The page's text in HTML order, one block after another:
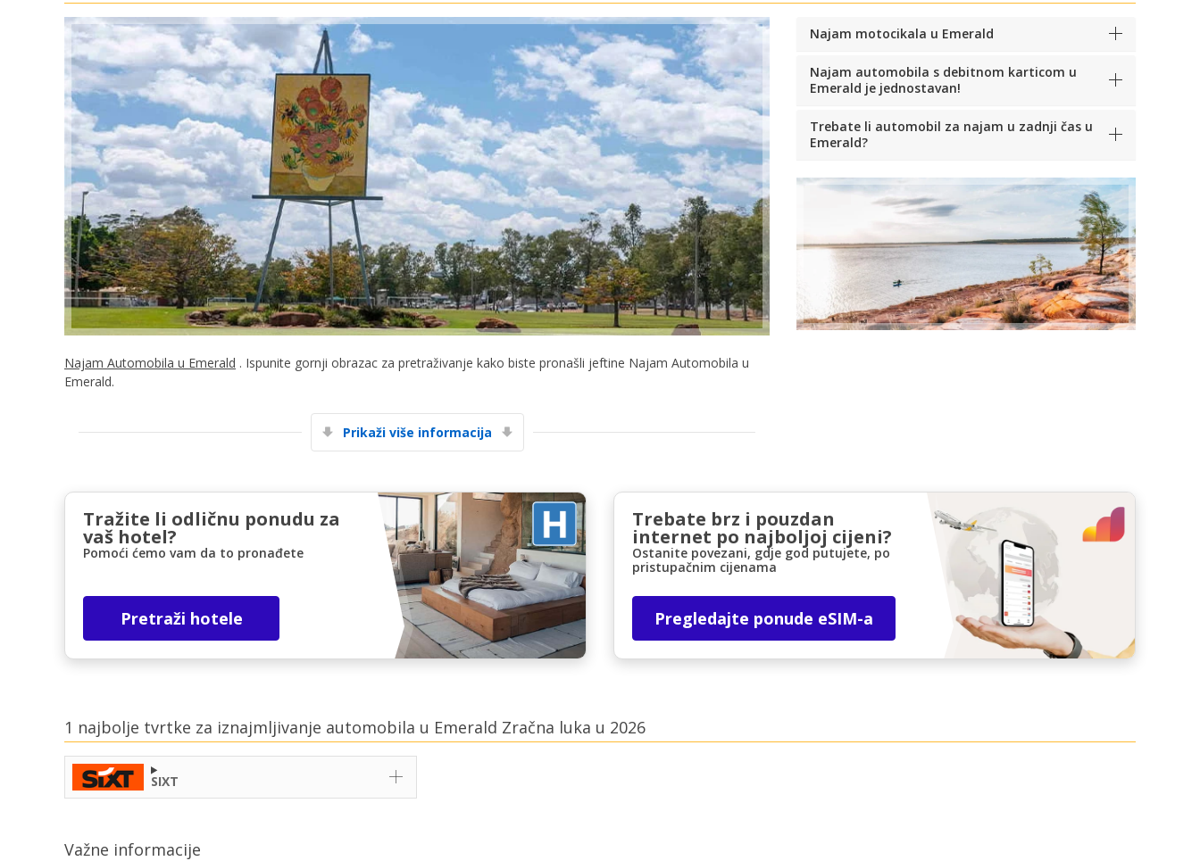
Posebni popusti
Pristupite ekskluzivnim ponudama naših
dobavljača
Prijava putem eLinka
Najam Automobila u Emerald . Ispunite gornji obrazac za pretraživanje kako biste pronašli jeftine Najam Automobila u
Emerald.
Prikaži više informacija
Najam motocikala u Emerald
Najam automobila s debitnom karticom u
Emerald je jednostavan!
Trebate li automobil za najam u zadnji čas u
Emerald?
Tražite li odličnu ponudu za
vaš hotel?
Pomoći ćemo vam da to pronađete
Pretraži hotele
Trebate brz i pouzdan
internet po najboljoj cijeni?
Ostanite povezani, gdje god putujete, po
pristupačnim cijenama
Pregledajte ponude eSIM-a
1 najbolje tvrtke za iznajmljivanje automobila u Emerald Zračna luka u 2026
SIXT
Važne informacije